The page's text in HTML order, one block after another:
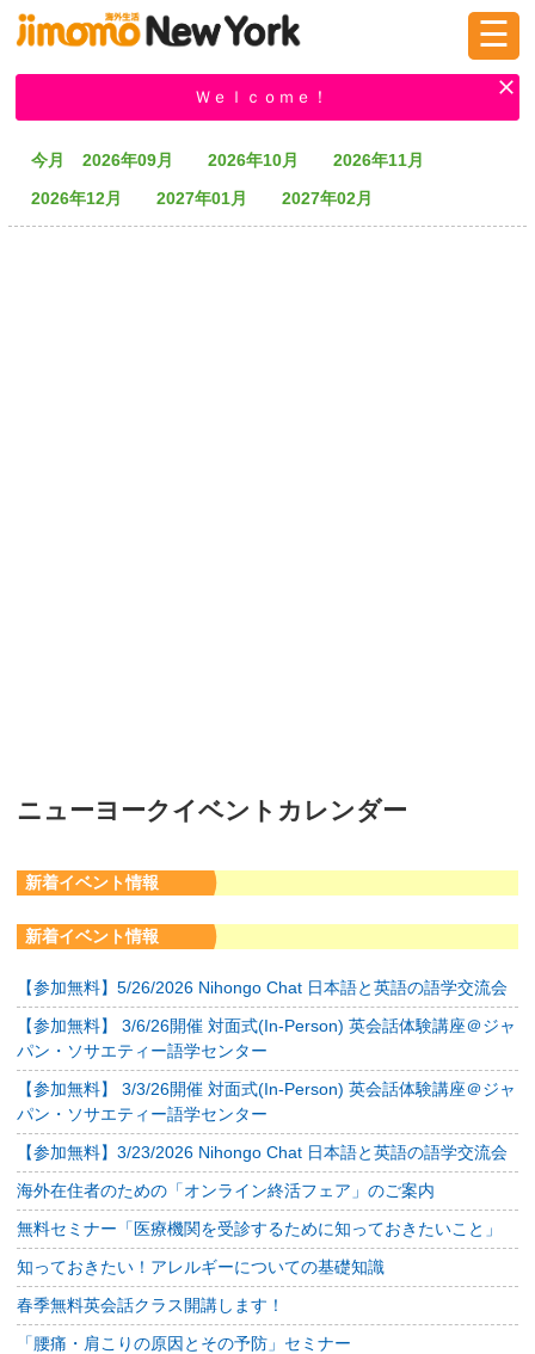
掲示板 タウン情報 教えて！
☰
Ｗｅｌｃｏｍｅ！
今月 2026年09月 2026年10月
2026年11月
2026年12月
2027年01月 2027年02月
ニューヨークイベントカレンダー
新着イベント情報
新着イベント情報
【参加無料】5/26/2026 Nihongo Chat 日本語と英語の語学交流会
【参加無料】 3/6/26開催 対面式(In-Person) 英会話体験講座＠ジャ
パン・ソサエティー語学センター
【参加無料】 3/3/26開催 対面式(In-Person) 英会話体験講座＠ジャ
パン・ソサエティー語学センター
【参加無料】3/23/2026 Nihongo Chat 日本語と英語の語学交流会
海外在住者のための「オンライン終活フェア」のご案内
無料セミナー「医療機関を受診するために知っておきたいこと」
知っておきたい！アレルギーについての基礎知識
春季無料英会話クラス開講します！
「腰痛・肩こりの原因とその予防」セミナー